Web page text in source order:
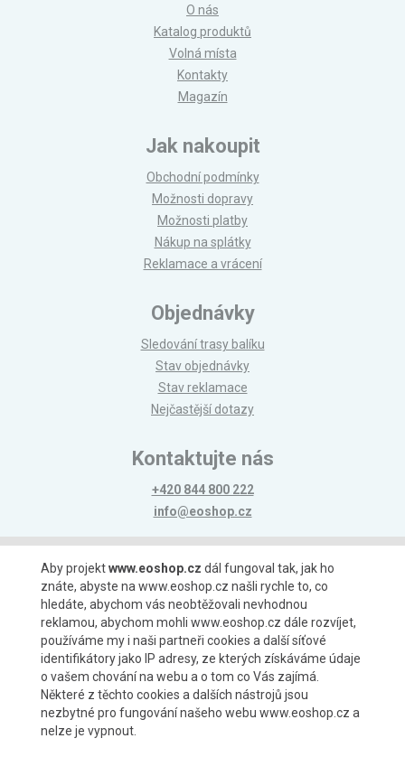
O nás
Katalog produktů
Volná místa
Kontakty
Magazín
Jak nakoupit
Obchodní podmínky
Možnosti dopravy
Možnosti platby
Nákup na splátky
Reklamace a vrácení
Objednávky
Sledování trasy balíku
Stav objednávky
Stav reklamace
Nejčastější dotazy
Kontaktujte nás
+420 844 800 222
info@eoshop.cz
Možnosti platby
Možnosti dopravy
Aby projektwww.eoshop.cz dál fungoval tak, jak ho
znáte, abyste na www.eoshop.cz našli rychle to, co
hledáte, abychom vás neobtěžovali nevhodnou
reklamou, abychom mohli www.eoshop.cz dále rozvíjet,
používáme my i naši partneři cookies a další síťové
identifikátory jako IP adresy, ze kterých získáváme údaje
o vašem chování na webu a o tom co Vás zajímá.
Některé z těchto cookies a dalších nástrojů jsou
nezbytné pro fungování našeho webu www.eoshop.cz a
nelze je vypnout.